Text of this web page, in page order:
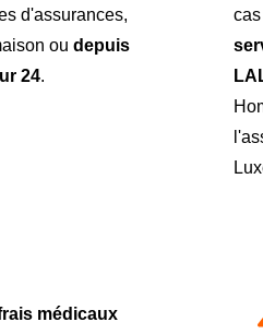
d'assurances,
ou depuis
24.
médicaux